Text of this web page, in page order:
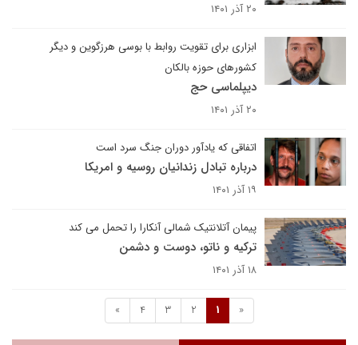
۲۰ آذر ۱۴۰۱
ابزاری برای تقویت روابط با بوسی هرزگوین و دیگر
کشورهای حوزه بالکان
دیپلماسی حج
۲۰ آذر ۱۴۰۱
اتفاقی که یادآور دوران جنگ سرد است
درباره تبادل زندانیان روسیه و امریکا
۱۹ آذر ۱۴۰۱
پیمان آتلانتیک شمالی آنکارا را تحمل می کند
ترکیه و ناتو، دوست و دشمن
۱۸ آذر ۱۴۰۱
«
1
2
3
4
»